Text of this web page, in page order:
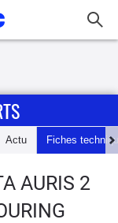
Actu Fiches
AURIS 2